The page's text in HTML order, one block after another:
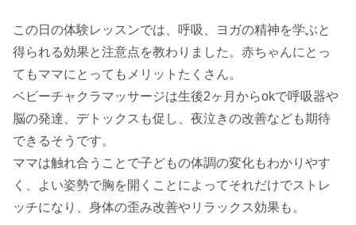
この日の体験レッスンでは、呼吸、ヨガの精神を学ぶと
得られる効果と注意点を教わりました。赤ちゃんにとっ
てもママにとってもメリットたくさん。
ベビーチャクラマッサージは生後2ヶ月からokで呼吸器や
脳の発達、デトックスも促し、夜泣きの改善なども期待
できるそうです。
ママは触れ合うことで子どもの体調の変化もわかりやす
く、よい姿勢で胸を開くことによってそれだけでストレ
ッチになり、身体の歪み改善やリラックス効果も。